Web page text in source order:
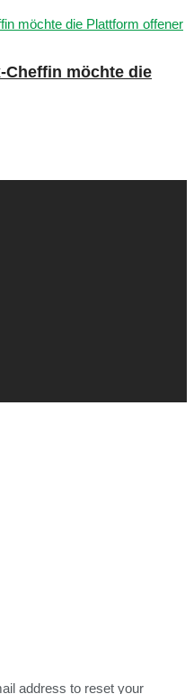
Cheffin möchte die
address to reset your